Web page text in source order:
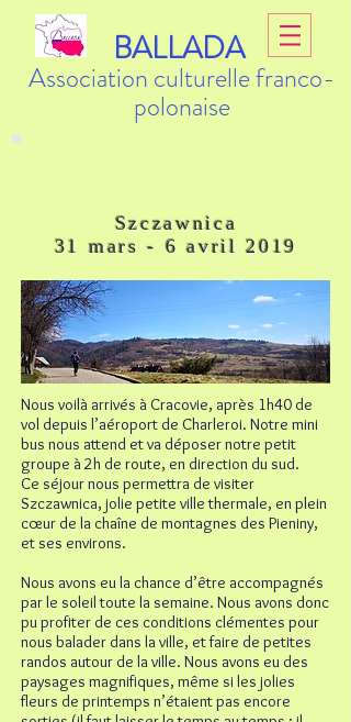
BALLADA
Association culturelle franco-
polonaise
Szczawnica
31 mars - 6 avril 2019
Nous voilà arrivés à Cracovie, après 1h40 de
vol depuis l’aéroport de Charleroi. Notre mini
bus nous attend et va déposer notre petit
groupe à 2h de route, en direction du sud.
Ce séjour nous permettra de visiter
Szczawnica, jolie petite ville thermale, en plein
cœur de la chaîne de montagnes des Pieniny,
et ses environs.
Nous avons eu la chance d’être accompagnés
par le soleil toute la semaine. Nous avons donc
pu profiter de ces conditions clémentes pour
nous balader dans la ville, et faire de petites
randos autour de la ville. Nous avons eu des
paysages magnifiques, même si les jolies
fleurs de printemps n’étaient pas encore